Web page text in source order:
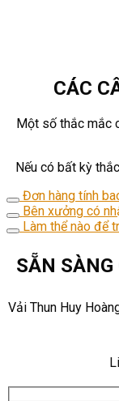
CÁC
Một số thắc mắc
Nếu có bất kỳ
Đơn hàng tính
Bên xưởng có
Làm thể nào để
SẴN
Vải Thun Huy